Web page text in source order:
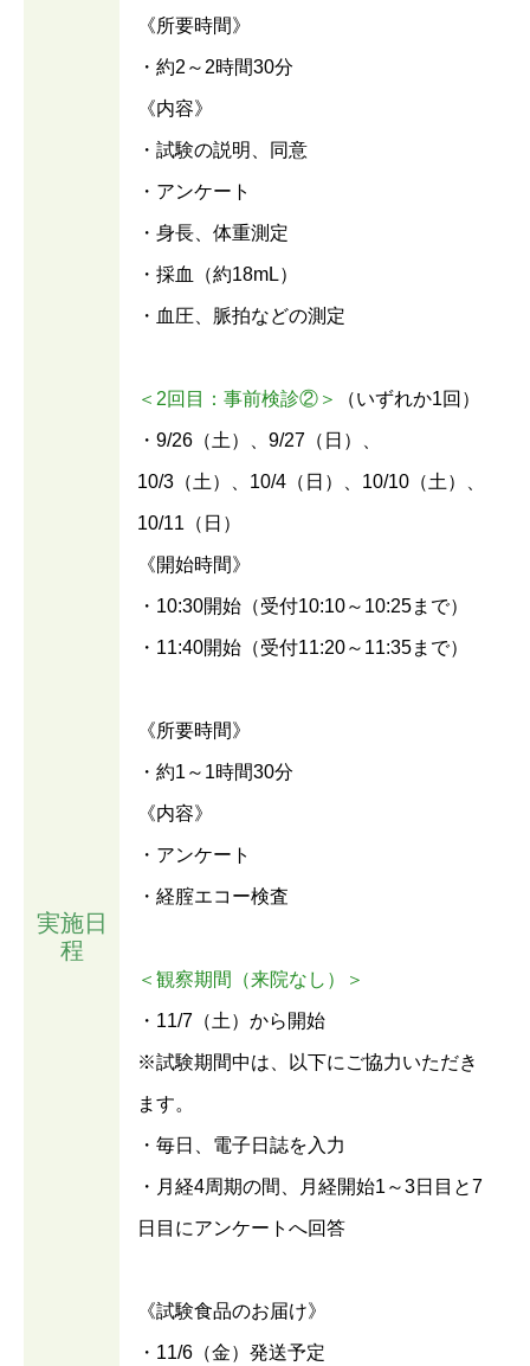
実施日
程
《所要時間》
・約2～2時間30分
《内容》
・試験の説明、同意
・アンケート
・身長、体重測定
・採血（約18mL）
・血圧、脈拍などの測定
＜2回目：事前検診②＞ （いずれか1回）
・9/26（土）、9/27（日）、
10/3（土）、10/4（日）、10/10（土）、
10/11（日）
《開始時間》
・10:30開始（受付10:10～10:25まで）
・11:40開始（受付11:20～11:35まで）
《所要時間》
・約1～1時間30分
《内容》
・アンケート
・経腟エコー検査
＜観察期間（来院なし）＞
・11/7（土）から開始
※試験期間中は、以下にご協力いただき
ます。
・毎日、電子日誌を入力
・月経4周期の間、月経開始1～3日目と7
日目にアンケートへ回答
《試験食品のお届け》
・11/6（金）発送予定